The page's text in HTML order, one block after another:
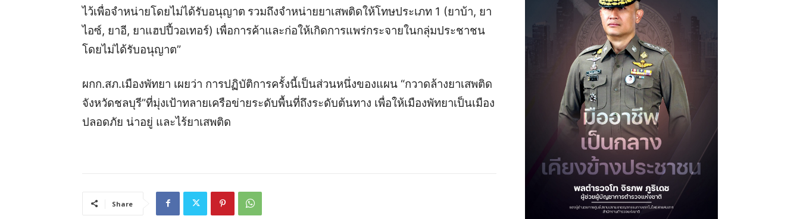
ไว้เพื่อจำหน่ายโดยไม่ได้รับอนุญาต รวมถึงจำหน่ายยาเสพติดให้โทษประเภท 1 (ยาบ้า, ยา
ไอซ์, ยาอี, ยาแฮปปี้วอเทอร์) เพื่อการค้าและก่อให้เกิดการแพร่กระจายในกลุ่มประชาชน
โดยไม่ได้รับอนุญาต”
ผกก.สภ.เมืองพัทยา เผยว่า การปฏิบัติการครั้งนี้เป็นส่วนหนึ่งของแผน “กวาดล้างยาเสพติด
จังหวัดชลบุรี”ที่มุ่งเป้าทลายเครือข่ายระดับพื้นที่ถึงระดับต้นทาง เพื่อให้เมืองพัทยาเป็นเมือง
ปลอดภัย น่าอยู่ และไร้ยาเสพติด
Share